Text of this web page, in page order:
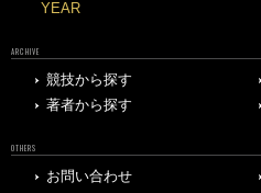
YEAR
ARCHIVE
競技から探す
著者から探す
OTHERS
お問い合わせ